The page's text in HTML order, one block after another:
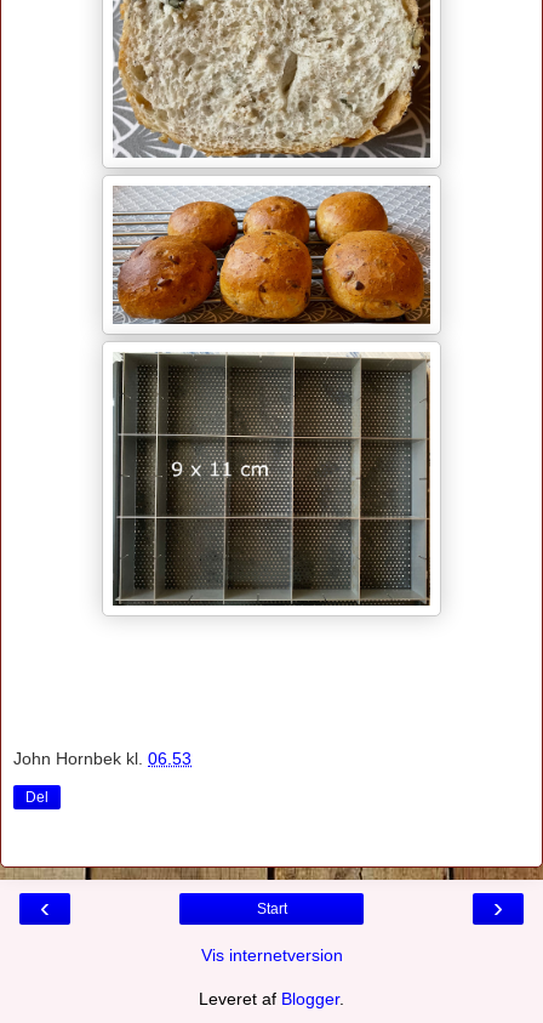
John Hornbek kl. 06.53
Del
‹ ›
Start
Vis internetversion
Leveret af Blogger.